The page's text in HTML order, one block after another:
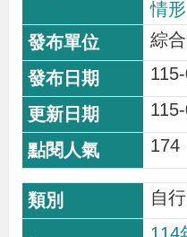
情形
綜
174
自